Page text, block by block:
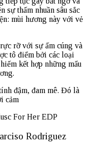
sự thấm nhuần sâu sắc
mùi hương này với vẻ
rỡ với sự ấm cúng và
tô điểm bởi các loại
kết hợp những mẩu
đậm, đam mê. Đó là
cảm
Rodriguez